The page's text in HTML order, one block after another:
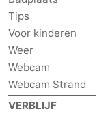
Natuur
de
Mantelingen
Westkapelle
-
Zoutelande
-
Tips
Voor kinderen
Weer
Webcam
Webcam Strand
VERBLIJF